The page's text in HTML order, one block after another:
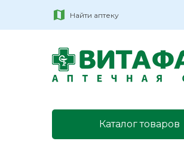
Найти аптеку
Каталог товаров